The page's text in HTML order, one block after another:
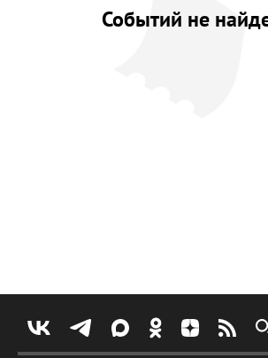
Событий не